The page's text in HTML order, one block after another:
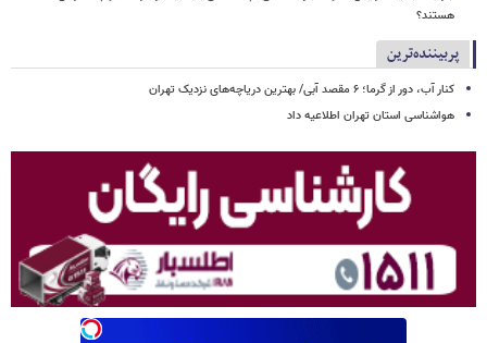
هستند؟
پربیننده‌ترین
کنار آب، دور از گرما؛ ۶ مقصد آبی/ بهترین دریاچه‌های نزدیک تهران
هواشناسی استان تهران اطلاعیه داد